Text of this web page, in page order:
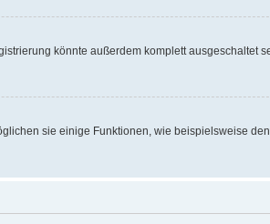
könnte außerdem komplett ausgeschaltet
sie einige Funktionen, wie beispielsweise den